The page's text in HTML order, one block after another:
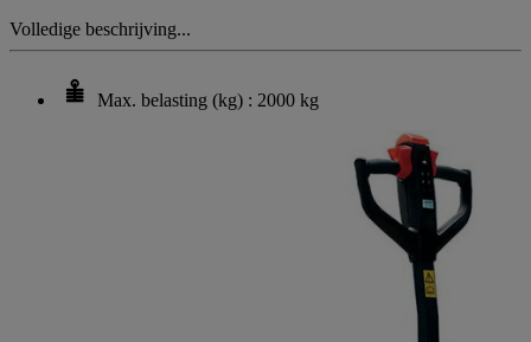
Volledige beschrijving...
Max. belasting (kg) : 2000 kg